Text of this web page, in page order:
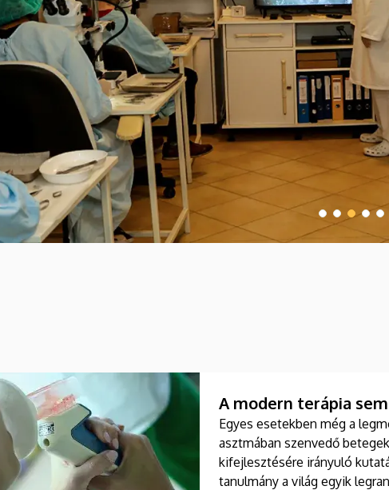
A modern terápia
Egyes esetekben még a
asztmában szenvedő
kifejlesztésére irányuló
tanulmány a világ egyik